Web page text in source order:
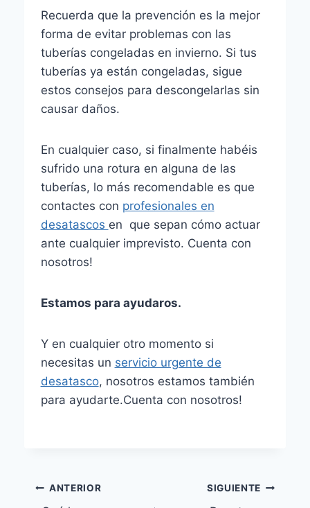
Recuerda que la prevención es la mejor
forma de evitar problemas con las
tuberías congeladas en invierno. Si tus
tuberías ya están congeladas, sigue
estos consejos para descongelarlas sin
causar daños.
En cualquier caso, si finalmente habéis
sufrido una rotura en alguna de las
tuberías, lo más recomendable es que
contactes con profesionales en
desatascos en que sepan cómo actuar
ante cualquier imprevisto. Cuenta con
nosotros!
Estamos para ayudaros.
Y en cualquier otro momento si
necesitas un servicio urgente de
desatasco, nosotros estamos también
para ayudarte.Cuenta con nosotros!
Navegación
ANTERIOR SIGUIENTE